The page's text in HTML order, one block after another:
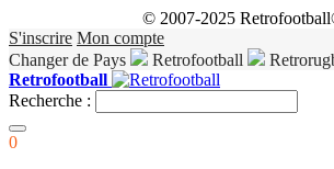
© 2007-2025
S'inscrire Mon compte
Changer de Pays
Retrofootball
Retrofootball
Recherche :
0